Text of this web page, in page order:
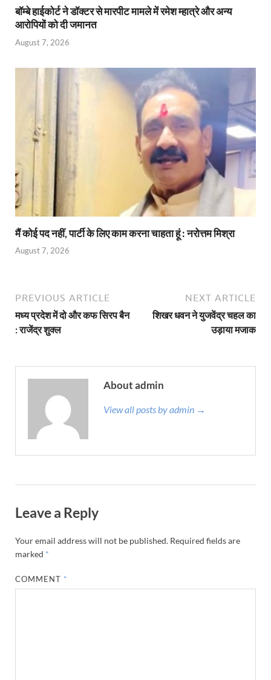
बॉम्बे हाईकोर्ट ने डॉक्टर से मारपीट मामले में रमेश म्हात्रे और अन्य
आरोपियों को दी जमानत
August 7, 2026
मैं कोई पद नहीं, पार्टी के लिए काम करना चाहता हूं : नरोत्तम मिश्रा
August 7, 2026
PREVIOUS ARTICLE
मध्य प्रदेश में दो और कफ सिरप बैन
: राजेंद्र शुक्ल
NEXT ARTICLE
शिखर धवन ने युजवेंद्र चहल का
उड़ाया मजाक
About admin
View all posts by admin →
Leave a Reply
Your email address will not be published. Required fields are
marked *
COMMENT *